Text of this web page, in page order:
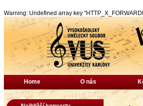
Warning: Undefined array key
Home O nás